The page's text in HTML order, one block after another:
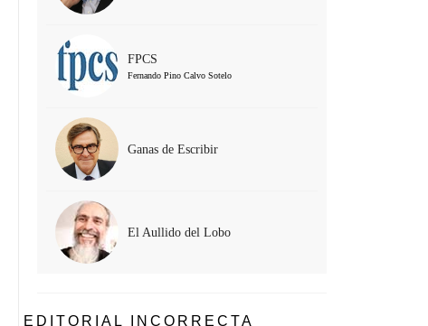
FPCS
Fernando Pino Calvo Sotelo
Ganas de Escribir
El Aullido del Lobo
EDITORIAL INCORRECTA